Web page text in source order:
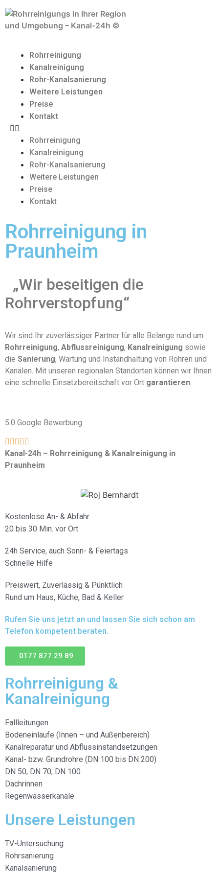
Rohrreinigung
Kanalreinigung
Rohr-Kanalsanierung
Weitere Leistungen
Preise
Kontakt
Rohrreinigung
Kanalreinigung
Rohr-Kanalsanierung
Weitere Leistungen
Preise
Kontakt
Rohrreinigung in
Praunheim
„Wir beseitigen die
Rohrverstopfung“
Wir sind Ihr zuverlässiger Partner für alle Belange rund um
Rohrreinigung, Abflussreinigung, Kanalreinigung sowie
die Sanierung, Wartung und Instandhaltung von Rohren und
Kanälen. Mit unseren regionalen Standorten können wir Ihnen
eine schnelle Einsatzbereitschaft vor Ort garantieren.
5.0 Google Bewerbung
    
Kanal-24h – Rohrreinigung & Kanalreinigung in
Praunheim
Kostenlose An- & Abfahr
20 bis 30 Min. vor Ort
24h Service, auch Sonn- & Feiertags
Schnelle Hilfe
Preiswert, Zuverlässig & Pünktlich
Rund um Haus, Küche, Bad & Keller
Rufen Sie uns jetzt an und lassen Sie sich schon am
Telefon kompetent beraten.
0177 877 29 89
Rohrreinigung &
Kanalreinigung
Fallleitungen
Bodeneinläufe (Innen – und Außenbereich)
Kanalreparatur und Abflussinstandsetzungen
Kanal- bzw. Grundrohre (DN 100 bis DN 200)
DN 50, DN 70, DN 100
Dachrinnen
Regenwasserkanäle
Unsere Leistungen
TV-Untersuchung
Rohrsanierung
Kanalsanierung